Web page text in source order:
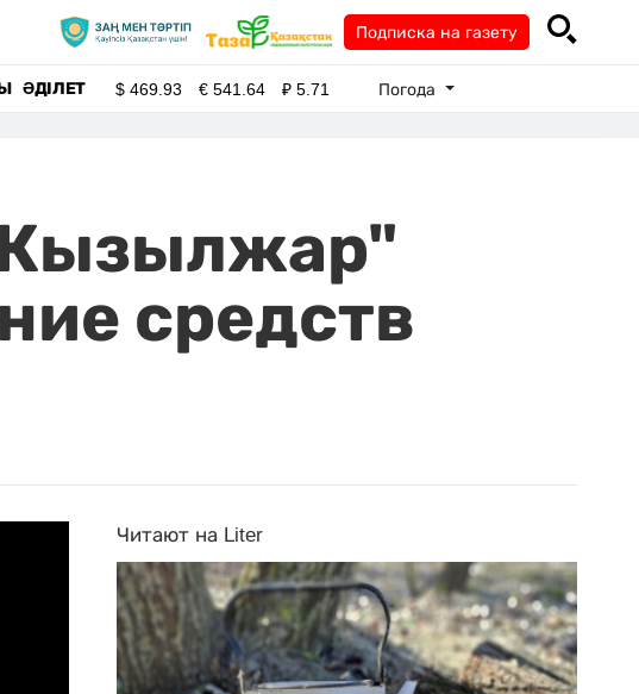
Подписка на газету
ӘДІЛЕТ $469.93 €541.64 ₽5.71 Погода
средств
Читают на Liter